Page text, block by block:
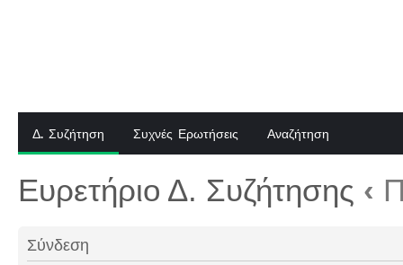
Δ. Συζήτηση Συχνές Ερωτήσεις Αναζήτηση
Ευρετήριο Δ. Συζήτησης ‹
Σύνδεση